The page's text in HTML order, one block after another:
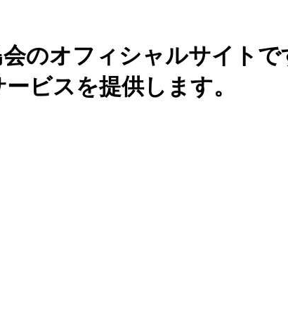
のオフィシャルサイトで
ビスを提供します。